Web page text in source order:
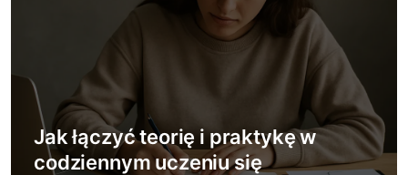
Jak łączyć teorię i praktykę w
codziennym uczeniu się